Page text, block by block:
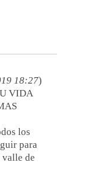
18:27)
VIDA
los
para
valle de